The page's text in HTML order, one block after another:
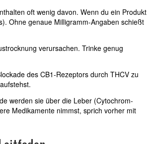
oft wenig davon. Wenn du ein Produkt
Ohne genaue Milligramm-Angaben schießt
verursachen. Trinke genug
des CB1-Rezeptors durch THCV zu
werden sie über die Leber (Cytochrom-
Medikamente nimmst, sprich vorher mit